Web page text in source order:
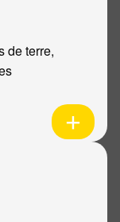
de terre,